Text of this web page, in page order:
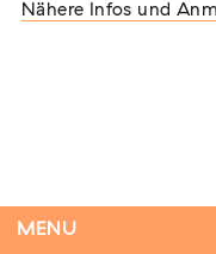
MENU
Nähere Infos und